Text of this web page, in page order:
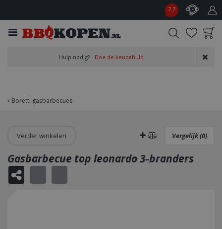
Boretti gasbarbecues
7.7
aan wensenlijst
Hulp nodig? - Doe de keuzehulp
Verder winkelen Vergelijk (0)
Gasbarbecue top leonardo 3-branders